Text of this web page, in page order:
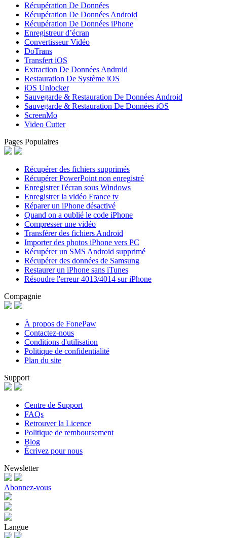
Récupération De Données
Récupération De Données Android
Récupération De Données iPhone
Enregistreur d’écran
Convertisseur Vidéo
DoTrans
Transfert iOS
Extraction De Données Android
Restauration De Système iOS
iOS Unlocker
Sauvegarde & Restauration De Données Android
Sauvegarde & Restauration De Données iOS
ScreenMo
Video Cutter
Pages Populaires
Récupérer des fichiers supprimés
Récupérer PowerPoint non enregistré
Enregistrer l'écran sous Windows
Enregistrer la vidéo France tv
Réparer un iPhone désactivé
Quand on a oublié le code iPhone
Compresser une vidéo
Transférer des fichiers Android
Importer des photos iPhone vers PC
Récupérer un SMS Android supprimé
Récupérer des données de Samsung
Restaurer un iPhone sans iTunes
Résoudre l'erreur 4013/4014 sur iPhone
Compagnie
À propos de FonePaw
Contactez-nous
Conditions d'utilisation
Politique de confidentialité
Plan du site
Support
Centre de Support
FAQs
Retrouver la Licence
Politique de remboursement
Blog
Écrivez pour nous
Newsletter
Abonnez-vous
Langue